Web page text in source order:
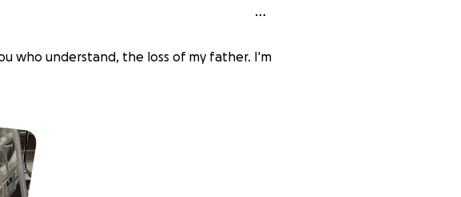
who understand, the loss of my father. I'm